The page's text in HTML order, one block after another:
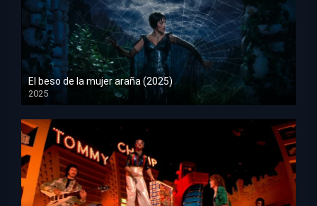
El beso de la mujer araña (2025)
2025
HD 1080p